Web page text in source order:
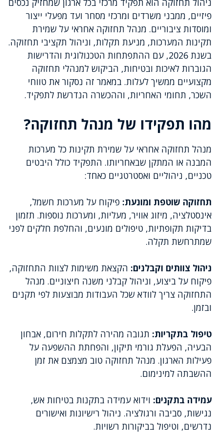
פיזיים, ממבני משרדים ומרכזי מסחר ועד מפעלי ייצור
ומוסדות ציבוריים. מנהל תחזוקה אחראי על שמירת
תקינות המערכות, מניעת תקלות, וניהול תקציבי תחזוקה.
בשנת 2026, עם ההתפתחות הטכנולוגית והדרישות
הגוברות לאיכות ובטיחות, הביקוש למנהלי תחזוקה
מקצועיים ממשיך לעלות. במאמר זה נסקור את טווחי
השכר, תחומי האחריות, וההכשרה הנדרשת לתפקיד.
מהו תפקידו של מנהל תחזוקה?
מנהל תחזוקה אחראי על שמירת תקינות כל מערכות
המבנה או המתקן שבאחריותו. התפקיד כולל היבטים
טכניים, ניהוליים ואסטרטגיים כאחד:
תחזוקה שוטפת ומונעת: פיקוח על מערכות חשמל,
אינסטלציה, מיזוג אוויר, מעליות, ומערכות נוספות. תזמון
בדיקות תקופתיות, טיפולים מונעים, והחלפת חלקים לפני
שמתרחשת תקלה.
ניהול צוותים וקבלנים: הקצאת משימות לצוות התחזוקה,
פיקוח על ביצוע, וניהול קבלני משנה חיצוניים. מנהל
התחזוקה צריך לוודא שכל העבודות מבוצעות לפי תקנים
ובזמן.
טיפול בתקריות: תגובה מהירה לתקלות חירום, אבחון
הבעיה, הפעלת גורמי תיקון, והפחתת ההשפעה על
פעילות הארגון. מנהל תחזוקה טוב מצמצם את זמן
ההשבתה למינימום.
עמידה בתקנים: וידוא עמידה בתקנות בטיחות אש,
נגישות, סביבה ורגולציה. ניהול רישיונות ואישורים
נדרשים, וטיפול בביקורות רשויות.